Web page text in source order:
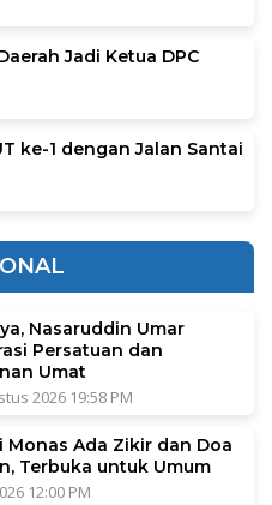
Jadi Ketua DPC
ke-1 dengan Jalan Santai
Nasaruddin Umar
Persatuan dan
Umat
2026 19:58 PM
Monas Ada Zikir dan Doa
Terbuka untuk Umum
12:00 PM